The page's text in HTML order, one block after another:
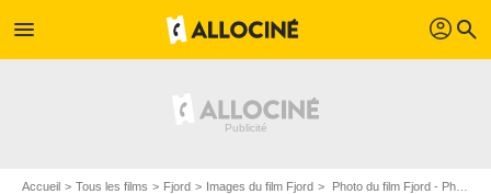
menu profil search
Accueil Tous les films Fjord Images du film Fjord Photo du film Fjord - Photo 4